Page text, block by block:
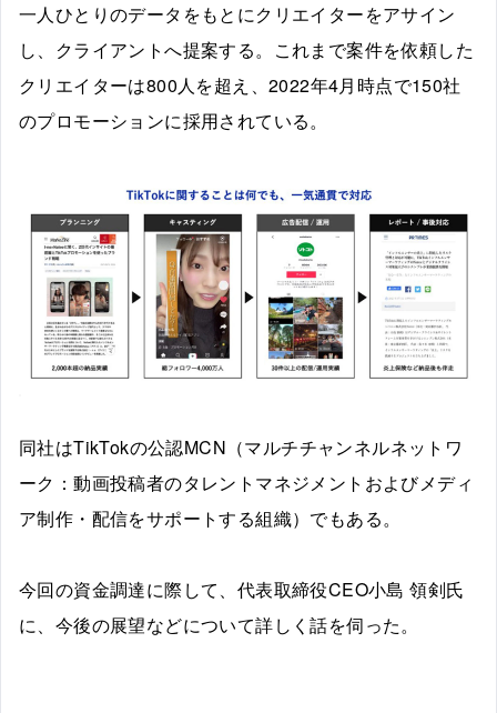
一人ひとりのデータをもとにクリエイターをアサイン
し、クライアントへ提案する。これまで案件を依頼した
クリエイターは800人を超え、2022年4月時点で150社
のプロモーションに採用されている。
同社はTikTokの公認MCN（マルチチャンネルネットワ
ーク：動画投稿者のタレントマネジメントおよびメディ
ア制作・配信をサポートする組織）でもある。
今回の資金調達に際して、代表取締役CEO小島 領剣氏
に、今後の展望などについて詳しく話を伺った。